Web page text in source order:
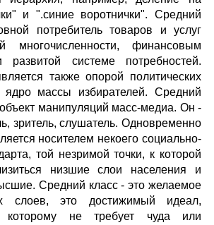
и ".синие воротнички". Средний
потребитель товаров и услуг
многочисленности, финансовым
развитой системе потребностей.
также опорой политических
ядро массы избирателей. Средний
манипуляций масс-медиа. Он -
зритель, слушатель. Одновременно
носителем некоего социально-
той незримой точки, к которой
низшие слои населения и
Средний класс - это желаемое
слоев, это достижимый идеал,
которому не требует чуда или